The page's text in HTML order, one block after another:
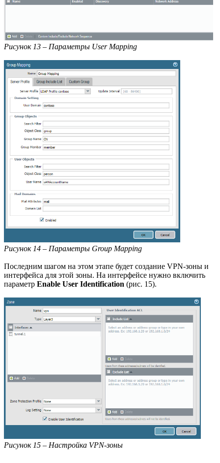
Рисунок 13 – Параметры User Mapping
Рисунок 14 – Параметры Group Mapping
Последним шагом на этом этапе будет создание VPN-зоны и
интерфейса для этой зоны. На интерфейсе нужно включить
параметр Enable User Identification (рис. 15).
Рисунок 15 – Настройка VPN-зоны